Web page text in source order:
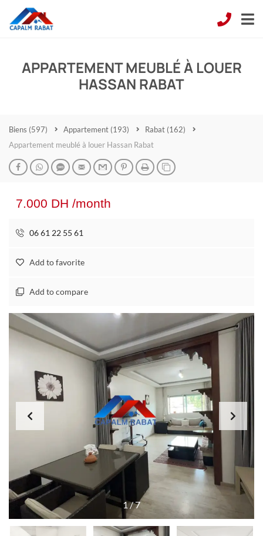
APPARTEMENT MEUBLÉ À LOUER
HASSAN RABAT
Biens (597) Appartement (193) Rabat (162)
Appartement meublé à louer Hassan Rabat
7.000 DH /month
06 61 22 55 61
Add to favorite
Add to compare
1/7